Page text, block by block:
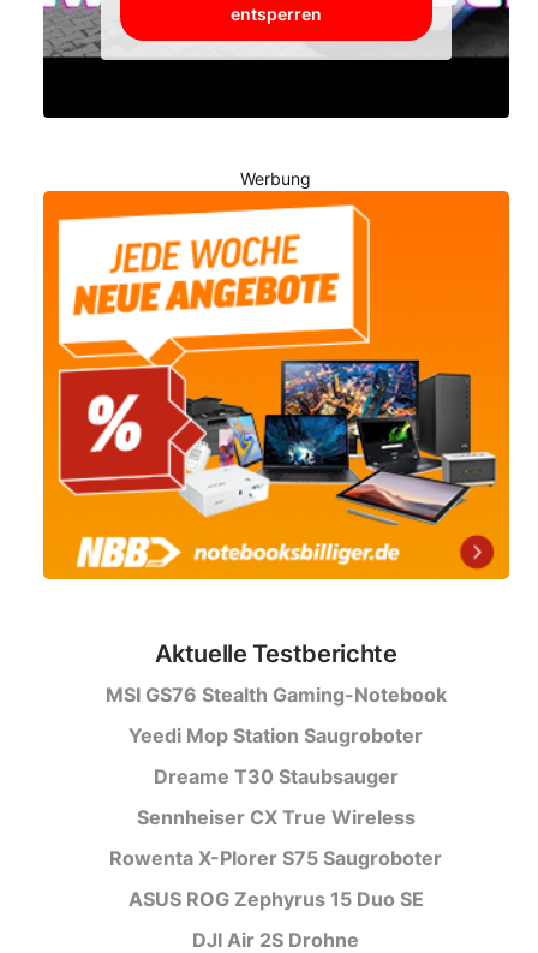
entsperren
Werbung
Aktuelle Testberichte
MSI GS76 Stealth Gaming-Notebook
Yeedi Mop Station Saugroboter
Dreame T30 Staubsauger
Sennheiser CX True Wireless
Rowenta X-Plorer S75 Saugroboter
ASUS ROG Zephyrus 15 Duo SE
DJI Air 2S Drohne